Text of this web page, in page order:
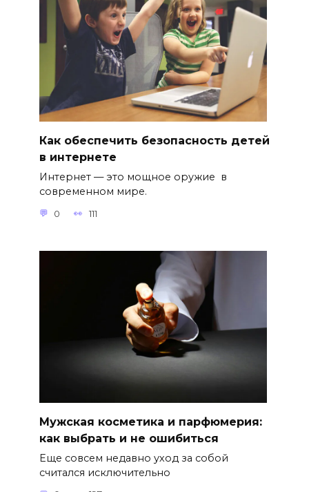
Как обеспечить безопасность детей
в интернете
Интернет — это мощное оружие в
современном мире.
0 111
Мужская косметика и парфюмерия:
как выбрать и не ошибиться
Еще совсем недавно уход за собой
считался исключительно